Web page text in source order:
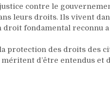
contre le
leurs droits. Ils vivent
fondamental reconnu
protection des droits des
d’être entendus